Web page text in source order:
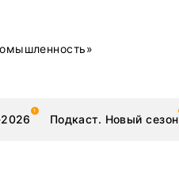
Подкаст. Новый сезон